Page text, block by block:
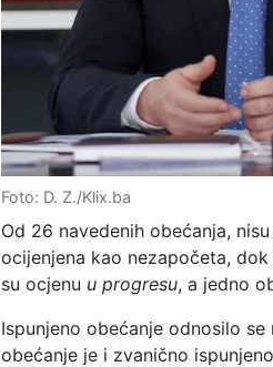
Foto: D. Z./Klix.ba
Od 26 navedenih obećanja,
ocijenjena kao nezapočeta,
su ocjenu u progresu, a jedno
Ispunjeno obećanje odnosilo se
obećanje je i zvanično